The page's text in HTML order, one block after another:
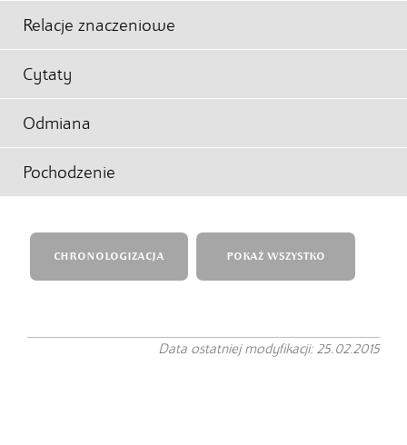
Relacje znaczeniowe
Cytaty
Odmiana
Pochodzenie
CHRONOLOGIZACJA POKAŻ WSZYSTKO
Data ostatniej modyfikacji: 25.02.2015